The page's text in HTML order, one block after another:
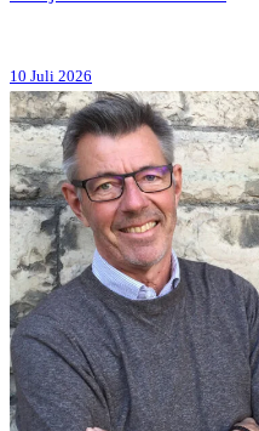
10 Juli 2026